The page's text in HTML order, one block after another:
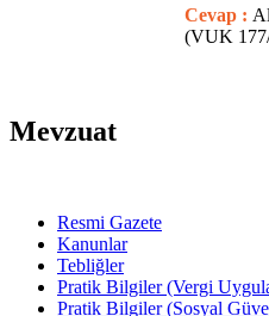
Cevap :
(VUK
Mevzuat
Resmi Gazete
Kanunlar
Tebliğler
Pratik Bilgiler (Vergi
Pratik Bilgiler (Sosyal